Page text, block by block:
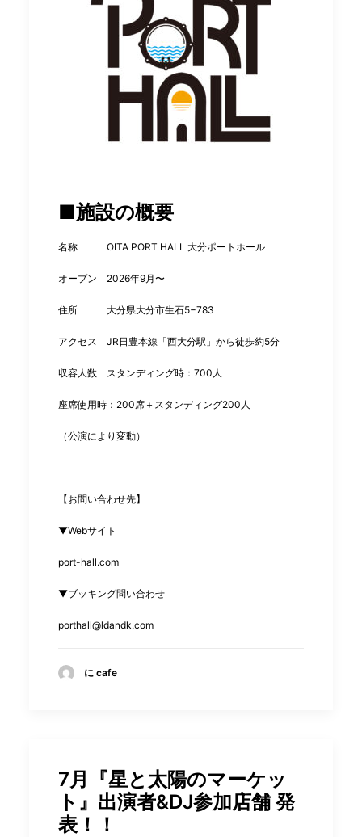
■施設の概要
名称 OITA PORT HALL ⼤分ポートホール
オープン 2026年9⽉〜
住所 ⼤分県⼤分市⽣⽯5−783
アクセス JR⽇豊本線「⻄⼤分駅」から徒歩約5分
収容⼈数 スタンディング時：700⼈
座席使⽤時：200席＋スタンディング200⼈
（公演により変動）
【お問い合わせ先】
▼Webサイト
port-hall.com
▼ブッキング問い合わせ
porthall@ldandk.com
に cafe
7月『星と太陽のマーケッ
ト』出演者&DJ参加店舗 発
表！！